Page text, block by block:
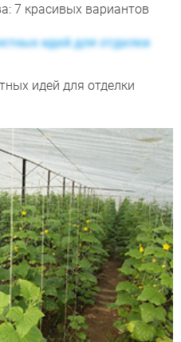
7 красивых вариантов
идей для отделки